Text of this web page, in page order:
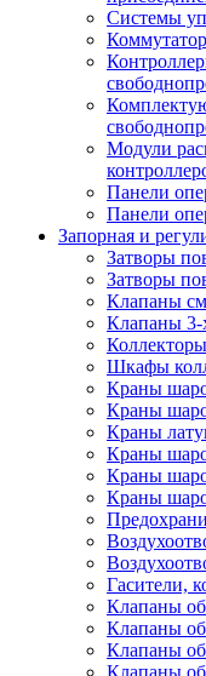
Системы
Модули
Панели
Панели
Запорная и
Затворы
Затворы
Клапаны
Клапаны 3-
Шкафы
Краны
Краны
Краны
Краны
Краны
Краны
Гасители,
Клапаны
Клапаны
Клапаны
Клапаны